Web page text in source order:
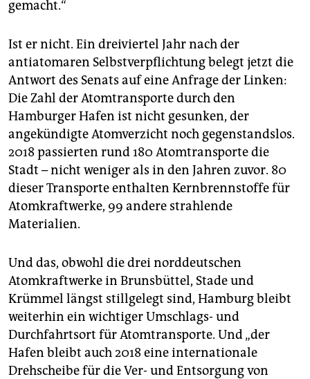
gemacht.“
Ist er nicht. Ein dreiviertel Jahr nach der
antiatomaren Selbstverpflichtung belegt jetzt die
Antwort des Senats auf eine Anfrage der Linken:
Die Zahl der Atomtransporte durch den
Hamburger Hafen ist nicht gesunken, der
angekündigte Atomverzicht noch gegenstandslos.
2018 passierten rund 180 Atomtransporte die
Stadt – nicht weniger als in den Jahren zuvor. 80
dieser Transporte enthalten Kernbrennstoffe für
Atomkraftwerke, 99 andere strahlende
Materialien.
Und das, obwohl die drei norddeutschen
Atomkraftwerke in Brunsbüttel, Stade und
Krümmel längst stillgelegt sind, Hamburg bleibt
weiterhin ein wichtiger Umschlags- und
Durchfahrtsort für Atomtransporte. Und „der
Hafen bleibt auch 2018 eine internationale
Drehscheibe für die Ver- und Entsorgung von